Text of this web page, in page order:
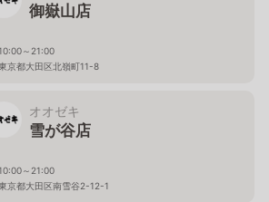
御嶽山店
～21:00
京都大田区北嶺町11-8
オオゼキ
雪が谷店
～21:00
京都大田区南雪谷2-12-1